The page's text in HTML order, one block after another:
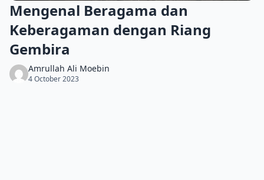
Mengenal Beragama dan
Keberagaman dengan Riang
Gembira
Amrullah Ali Moebin
4 October 2023